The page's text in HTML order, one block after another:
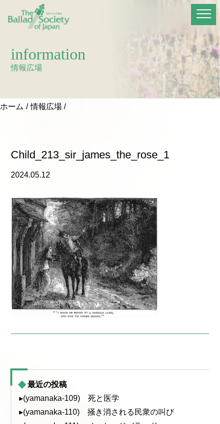
information
情報広場
ホーム 情報広場
Child_213_sir_james_the_rose_1
2024.05.12
最近の投稿
▸(yamanaka-109) 死と医学
▸(yamanaka-110) 掻き消される民衆の叫び